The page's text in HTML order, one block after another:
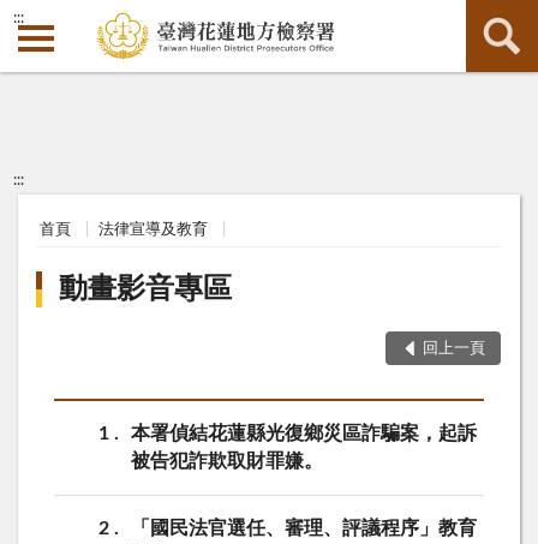
:::
:::
首頁 法律宣導及教育
動畫影音專區
回上一頁
1
本署偵結花蓮縣光復鄉災區詐騙案，起訴
被告犯詐欺取財罪嫌。
2
「國民法官選任、審理、評議程序」教育